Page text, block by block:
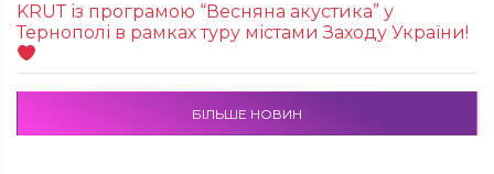
KRUТ із програмою “Весняна акустика” у
Тернополі в рамках туру містами Заходу України!
БІЛЬШЕ НОВИН